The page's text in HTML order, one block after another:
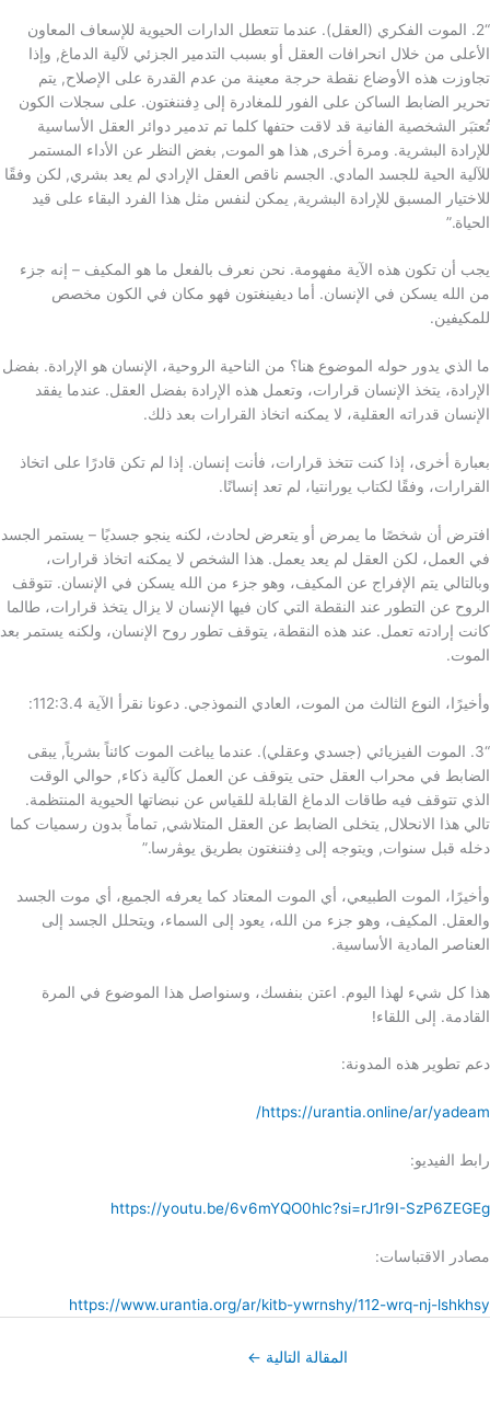
“2. الموت الفكري (العقل). عندما تتعطل الدارات الحيوية للإسعاف المعاون
الأعلى من خلال انحرافات العقل أو بسبب التدمير الجزئي لآلية الدماغ, وإذا
تجاوزت هذه الأوضاع نقطة حرجة معينة من عدم القدرة على الإصلاح, يتم
تحرير الضابط الساكن على الفور للمغادرة إلى دِفننغتون. على سجلات الكون
تُعتبَر الشخصية الفانية قد لاقت حتفها كلما تم تدمير دوائر العقل الأساسية
للإرادة البشرية. ومرة أخرى, هذا هو الموت, بغض النظر عن الأداء المستمر
للآلية الحية للجسد المادي. الجسم ناقص العقل الإرادي لم يعد بشري, لكن وفقًا
للاختيار المسبق للإرادة البشرية, يمكن لنفس مثل هذا الفرد البقاء على قيد
الحياة.”
يجب أن تكون هذه الآية مفهومة. نحن نعرف بالفعل ما هو المكيف – إنه جزء
من الله يسكن في الإنسان. أما ديفينغتون فهو مكان في الكون مخصص
للمكيفين.
ما الذي يدور حوله الموضوع هنا؟ من الناحية الروحية، الإنسان هو الإرادة. بفضل
الإرادة، يتخذ الإنسان قرارات، وتعمل هذه الإرادة بفضل العقل. عندما يفقد
الإنسان قدراته العقلية، لا يمكنه اتخاذ القرارات بعد ذلك.
بعبارة أخرى، إذا كنت تتخذ قرارات، فأنت إنسان. إذا لم تكن قادرًا على اتخاذ
القرارات، وفقًا لكتاب يورانتيا، لم تعد إنسانًا.
افترض أن شخصًا ما يمرض أو يتعرض لحادث، لكنه ينجو جسديًا – يستمر الجسد
في العمل، لكن العقل لم يعد يعمل. هذا الشخص لا يمكنه اتخاذ قرارات،
وبالتالي يتم الإفراج عن المكيف، وهو جزء من الله يسكن في الإنسان. تتوقف
الروح عن التطور عند النقطة التي كان فيها الإنسان لا يزال يتخذ قرارات، طالما
كانت إرادته تعمل. عند هذه النقطة، يتوقف تطور روح الإنسان، ولكنه يستمر بعد
الموت.
وأخيرًا، النوع الثالث من الموت، العادي النموذجي. دعونا نقرأ الآية 112:3.4:
“3. الموت الفيزيائي (جسدي وعقلي). عندما يباغت الموت كائناً بشرياً, يبقى
الضابط في محراب العقل حتى يتوقف عن العمل كآلية ذكاء, حوالي الوقت
الذي تتوقف فيه طاقات الدماغ القابلة للقياس عن نبضاتها الحيوية المنتظمة.
تالي هذا الانحلال, يتخلى الضابط عن العقل المتلاشي, تماماً بدون رسميات كما
دخله قبل سنوات, ويتوجه إلى دِفننغتون بطريق يوﭭرسا.”
وأخيرًا، الموت الطبيعي، أي الموت المعتاد كما يعرفه الجميع، أي موت الجسد
والعقل. المكيف، وهو جزء من الله، يعود إلى السماء، ويتحلل الجسد إلى
العناصر المادية الأساسية.
هذا كل شيء لهذا اليوم. اعتن بنفسك، وسنواصل هذا الموضوع في المرة
القادمة. إلى اللقاء!
دعم تطوير هذه المدونة:
https://urantia.online/ar/yadeam/
رابط الفيديو:
https://youtu.be/6v6mYQO0hlc?si=rJ1r9I-SzP6ZEGEg
مصادر الاقتباسات:
https://www.urantia.org/ar/kitb-ywrnshy/112-wrq-nj-lshkhsy
المقالة التالية ←